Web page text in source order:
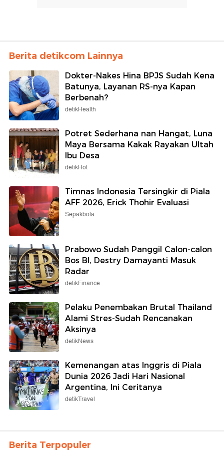
Berita detikcom Lainnya
Dokter-Nakes Hina BPJS Sudah Kena
Batunya, Layanan RS-nya Kapan
Berbenah?
detikHealth
Potret Sederhana nan Hangat, Luna
Maya Bersama Kakak Rayakan Ultah
Ibu Desa
detikHot
Timnas Indonesia Tersingkir di Piala
AFF 2026, Erick Thohir Evaluasi
Sepakbola
Prabowo Sudah Panggil Calon-calon
Bos BI, Destry Damayanti Masuk
Radar
detikFinance
Pelaku Penembakan Brutal Thailand
Alami Stres-Sudah Rencanakan
Aksinya
detikNews
Kemenangan atas Inggris di Piala
Dunia 2026 Jadi Hari Nasional
Argentina, Ini Ceritanya
detikTravel
Berita Terpopuler